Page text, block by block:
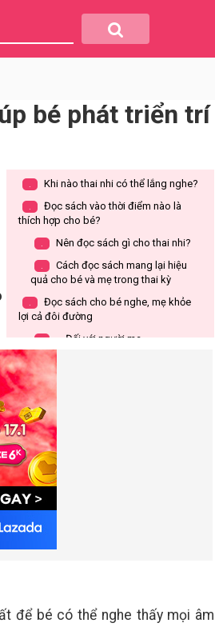
bé phát triển trí
. Khi nào thai nhi có thể lắng nghe?
.
Đọc sách vào thời điểm nào là
thích hợp cho bé?
. Nên đọc sách gì cho thai nhi?
.
Cách đọc sách mang lại hiệu
quả cho bé và mẹ trong thai kỳ
.
Đọc sách cho bé nghe, mẹ khỏe
lợi cả đôi đường
. Đối với người mẹ
Đối với thai nhi
.
Lời khuyên dành cho mẹ khi đọc
sách trong giai đoạn thai kỳ
để bé có thể nghe thấy mọi âm